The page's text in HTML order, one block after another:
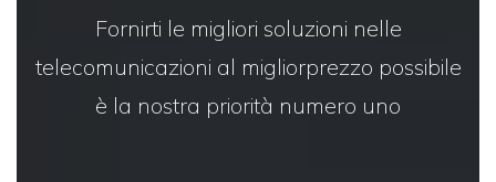
Fornirti le migliori soluzioni nelle
telecomunicazioni al migliorprezzo possibile
è la nostra priorità numero uno